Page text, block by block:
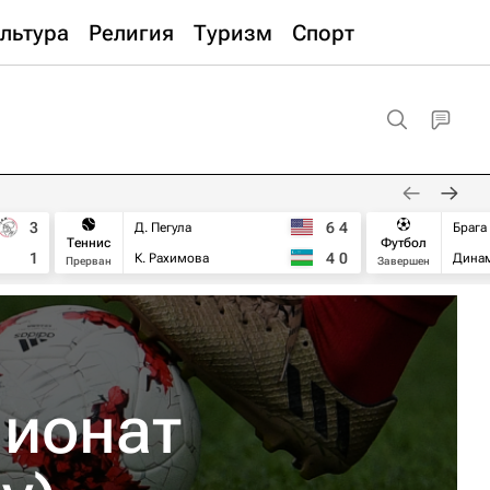
Религия Туризм Спорт
3
1
Теннис
Прерван
Д. Пегула
К. Рахимова
6 4
4 0
Футбол
Завершен
Брага